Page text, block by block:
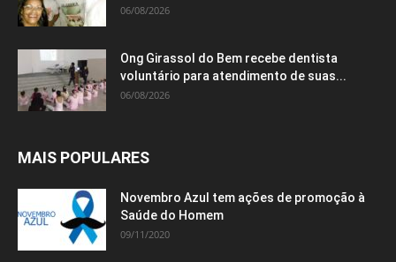
06/08/2026
Ong Girassol do Bem recebe dentista
voluntário para atendimento de suas...
06/08/2026
MAIS POPULARES
Novembro Azul tem ações de promoção à
Saúde do Homem
09/11/2020